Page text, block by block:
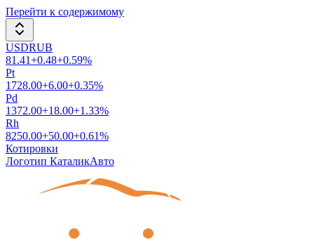
Перейти к содержимому
USDRUB
81.41+0.48+0.59%
Pt
1728.00+6.00+0.35%
Pd
1372.00+18.00+1.33%
Rh
8250.00+50.00+0.61%
Котировки
Логотип КаталикАвто